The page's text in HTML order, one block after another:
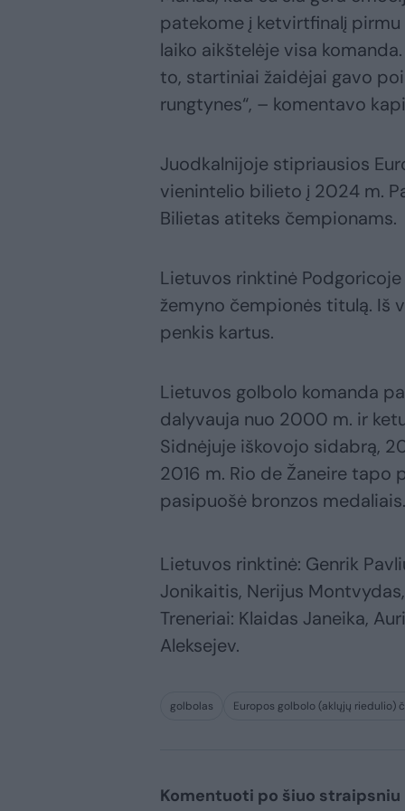
patekome į ketvirtfinalį pirmu
laiko aikštelėje visa
to, startiniai žaidėjai gavo
rungtynes“, – komentavo
Juodkalnijoje stipriausios
vienintelio bilieto į 2024 m.
Bilietas atiteks čempionams.
Lietuvos rinktinė
žemyno čempionės titulą. Iš
penkis kartus.
Lietuvos golbolo komanda
dalyvauja nuo 2000 m. ir
Sidnėjuje iškovojo sidabrą,
2016 m. Rio de Žaneire tapo
pasipuošė bronzos medaliais.
Lietuvos rinktinė: Genrik
Jonikaitis, Nerijus
Treneriai: Klaidas Janeika,
Aleksejev.
golbolas Europos golbolo (aklųjų riedulio)
Komentuoti po šiuo straipsniu